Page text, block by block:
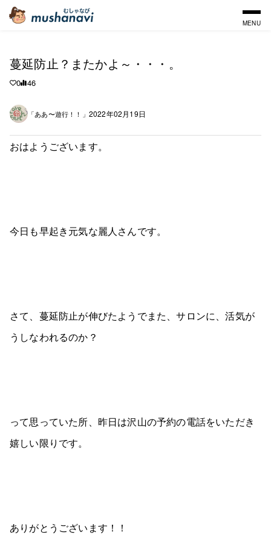
MENU
蔓延防止？またかよ～・・・。
0 46
「ああ〜遊行！！」 2022年02月19日
おはようございます。
今日も早起き元気な麗人さんです。
さて、蔓延防止が伸びたようでまた、サロンに、活気が
うしなわれるのか？
って思っていた所、昨日は沢山の予約の電話をいただき
嬉しい限りです。
ありがとうございます！！